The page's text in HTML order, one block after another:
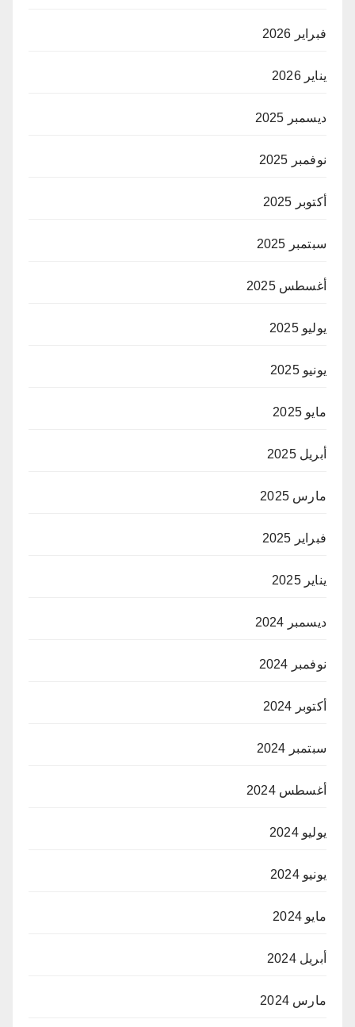
فبراير 2026
يناير 2026
ديسمبر 2025
نوفمبر 2025
أكتوبر 2025
سبتمبر 2025
أغسطس 2025
يوليو 2025
يونيو 2025
مايو 2025
أبريل 2025
مارس 2025
فبراير 2025
يناير 2025
ديسمبر 2024
نوفمبر 2024
أكتوبر 2024
سبتمبر 2024
أغسطس 2024
يوليو 2024
يونيو 2024
مايو 2024
أبريل 2024
مارس 2024